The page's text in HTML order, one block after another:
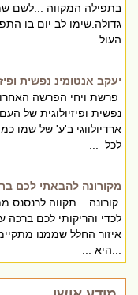
בתפילה המקווה ...לשם
גדולה.שימו לב יום בו
העול...
יעקב אנטומינ נפשית
פרשת ויחי הפרשה
נפשית ופיזיולוגית של
ארדיולווגי ב'ע' של שמו
לכל ...
מקורונה להבאתי לכם
קורונה....תקווה
לכדי והריקותי לכם ברכה
איזור החלל שממנו
...היא ...